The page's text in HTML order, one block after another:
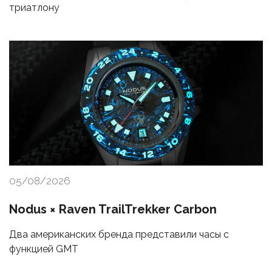
триатлону
05/08/2026
Nodus × Raven TrailTrekker Carbon
Два американских бренда представили часы с
функцией GMT